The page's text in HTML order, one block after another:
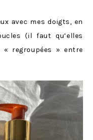
avec mes doigts, en
(il faut qu’elles
« regroupées » entre